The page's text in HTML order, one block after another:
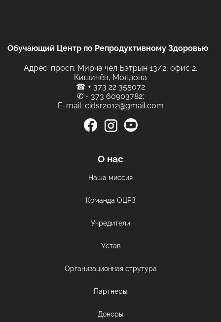
Обучающий Центр по Репродуктивному Здоровью
Адрес: просп. Мирча чел Бэтрын 13/2, офис 2.
Кишинёв, Молдова
☎ + 373 22 355072
✆ + 373 60903782;
E-mail: cidsr2012@gmail.com
О нас
Наша миссия
Команда ОЦРЗ
Учредители
Устав
Организационная струтура
Партнеры
Доноры